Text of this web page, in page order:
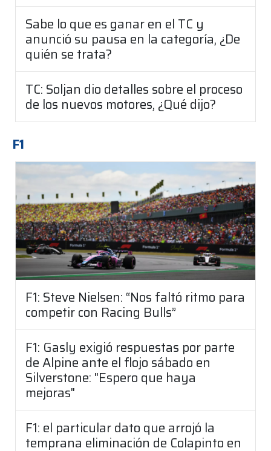
Sabe lo que es ganar en el TC y
anunció su pausa en la categoría, ¿De
quién se trata?
TC: Soljan dio detalles sobre el proceso
de los nuevos motores, ¿Qué dijo?
F1
F1: Steve Nielsen: “Nos faltó ritmo para
competir con Racing Bulls”
F1: Gasly exigió respuestas por parte
de Alpine ante el flojo sábado en
Silverstone: "Espero que haya
mejoras"
F1: el particular dato que arrojó la
temprana eliminación de Colapinto en